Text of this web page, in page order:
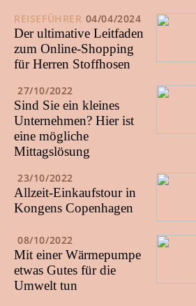
REISEFÜHRER 04/04/2024
Der ultimative Leitfaden
zum Online-Shopping
für Herren Stoffhosen
27/10/2022
Sind Sie ein kleines
Unternehmen? Hier ist
eine mögliche
Mittagslösung
23/10/2022
Allzeit-Einkaufstour in
Kongens Copenhagen
08/10/2022
Mit einer Wärmepumpe
etwas Gutes für die
Umwelt tun